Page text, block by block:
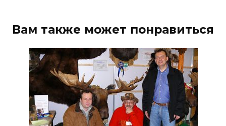
Вам также может понравиться